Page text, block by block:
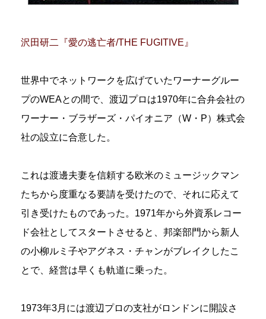
沢田研二『愛の逃亡者/THE FUGITIVE』
世界中でネットワークを広げていたワーナーグルー
プのWEAとの間で、渡辺プロは1970年に合弁会社の
ワーナー・ブラザーズ・パイオニア（W・P）株式会
社の設立に合意した。
これは渡邊夫妻を信頼する欧米のミュージックマン
たちから度重なる要請を受けたので、それに応えて
引き受けたものであった。1971年から外資系レコー
ド会社としてスタートさせると、邦楽部門から新人
の小柳ルミ子やアグネス・チャンがブレイクしたこ
とで、経営は早くも軌道に乗った。
1973年3月には渡辺プロの支社がロンドンに開設さ